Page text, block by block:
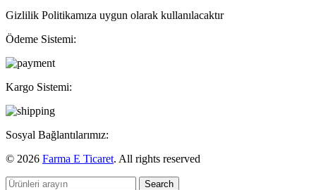
Gizlilik Politikamıza uygun olarak kullanılacaktır
Ödeme Sistemi:
Kargo Sistemi:
Sosyal Bağlantılarımız:
© 2026 Farma E Ticaret. All rights reserved
Search